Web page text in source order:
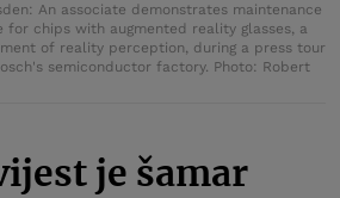
An associate demonstrates maintenance
for chips with augmented reality glasses, a
of reality perception, during a press tour
semiconductor factory. Photo: Robert
je šamar